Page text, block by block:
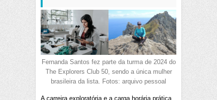
Fernanda Santos fez parte da turma de 2024 do
The Explorers Club 50, sendo a única mulher
brasileira da lista. Fotos: arquivo pessoal
A carreira exploratória e a carga horária prática